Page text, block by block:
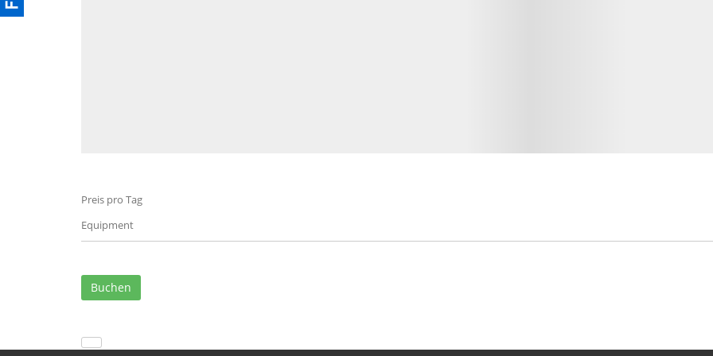
Preis pro Tag
Equipment
Buchen